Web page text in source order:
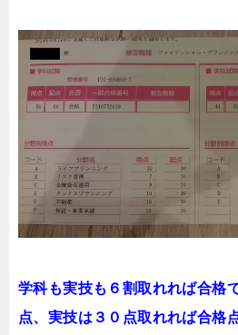
学科も実技も６割取れれば合格
点、実技は３０点取れれば合格